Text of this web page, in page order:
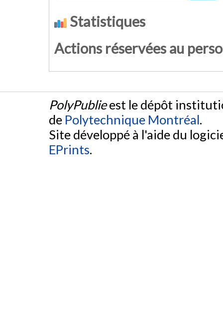
Statistiques
Actions réservées au
PolyPublieest le dépôt
de Polytechnique Montréal.
Site développé à l'aide du
EPrints.